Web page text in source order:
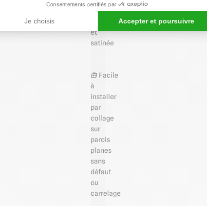
Surface
et
satinée
🧰 Facile
à
installer
par
collage
sur
parois
planes
sans
défaut
ou
carrelage
Consentements certifiés par
Je choisis Accepter et poursuivre